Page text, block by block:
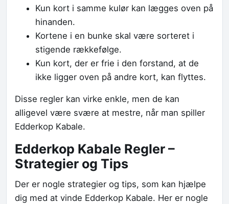
Kun kort i samme kulør kan lægges oven på
hinanden.
Kortene i en bunke skal være sorteret i
stigende rækkefølge.
Kun kort, der er frie i den forstand, at de
ikke ligger oven på andre kort, kan flyttes.
Disse regler kan virke enkle, men de kan
alligevel være svære at mestre, når man spiller
Edderkop Kabale.
Edderkop Kabale Regler –
Strategier og Tips
Der er nogle strategier og tips, som kan hjælpe
dig med at vinde Edderkop Kabale. Her er nogle